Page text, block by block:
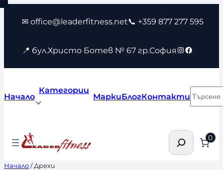
Към
съдържанието
✉ office@leaderfitness.net📞 +359 877 277 595
📍 бул.Христо Ботев № 67 гр.София Instagram
Facebook
Начало
Категории
МаркиБлогКонтакти
Търсене 0
Начало/ Дрехи